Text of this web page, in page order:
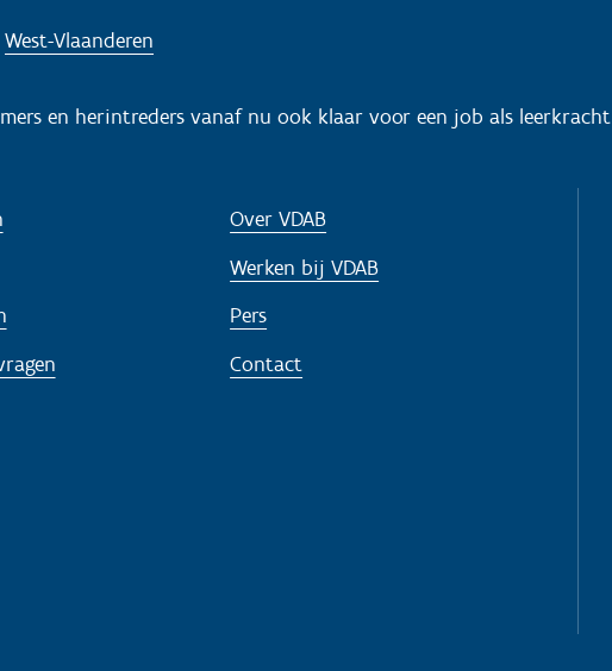
West-Vlaanderen
en herintreders vanaf nu ook klaar voor een job als
Over VDAB
Werken bij VDAB
Pers
Contact